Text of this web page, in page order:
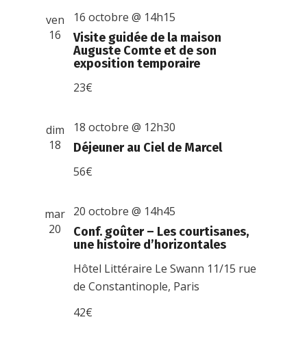
ven
16
Visite guidée de la maison
Auguste Comte et de son
exposition temporaire
16 octobre @ 14h15
23€
dim
18
Déjeuner au Ciel de Marcel
18 octobre @ 12h30
56€
mar
20
Conf. goûter – Les courtisanes,
une histoire d’horizontales
20 octobre @ 14h45
Hôtel Littéraire Le Swann 11/15 rue
de Constantinople, Paris
42€